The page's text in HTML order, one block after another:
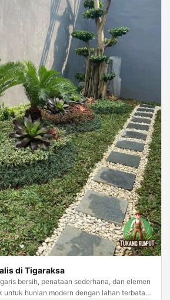
di Tigaraksa
bersih, penataan sederhana, dan elemen
untuk hunian modern dengan lahan terbatas,